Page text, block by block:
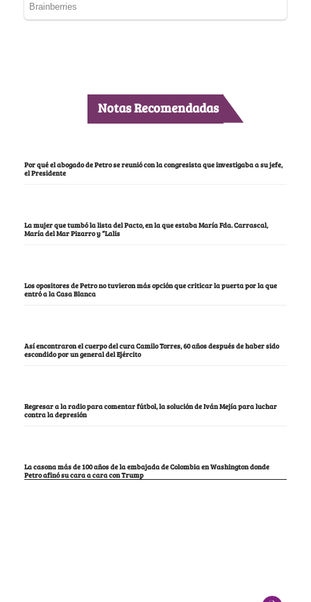
Notas Recomendadas
Por qué el abogado de Petro se reunió con la congresista que investigaba a su jefe,
el Presidente
La mujer que tumbó la lista del Pacto, en la que estaba María Fda. Carrascal,
María del Mar Pizarro y “Lalis
Los opositores de Petro no tuvieron más opción que criticar la puerta por la que
entró a la Casa Blanca
Así encontraron el cuerpo del cura Camilo Torres, 60 años después de haber sido
escondido por un general del Ejército
Regresar a la radio para comentar fútbol, la solución de Iván Mejía para luchar
contra la depresión
La casona más de 100 años de la embajada de Colombia en Washington donde
Petro afinó su cara a cara con Trump